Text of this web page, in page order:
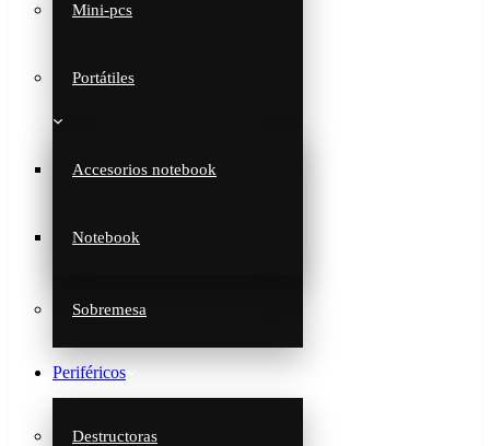
Mini-pcs
Portátiles
Accesorios notebook
Notebook
Sobremesa
Periféricos
Destructoras